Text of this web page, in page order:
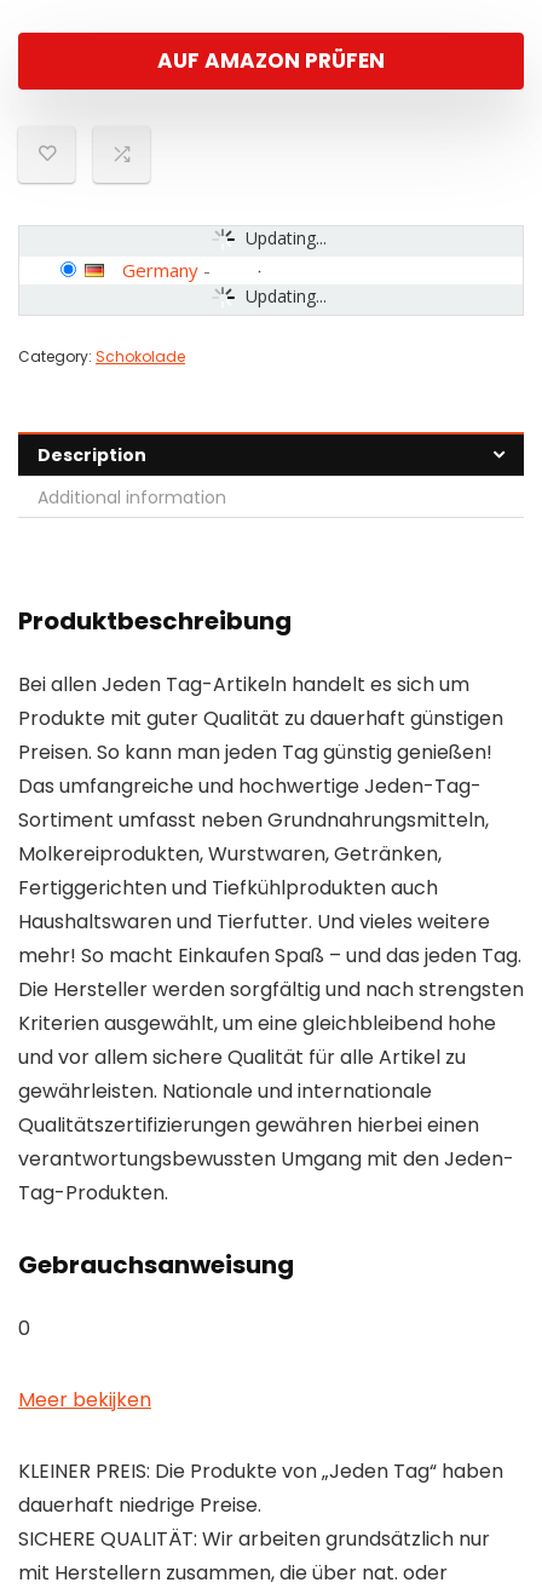
AUF AMAZON PRÜFEN
Updating...
Updating...
Germany -
Category: Schokolade
Description
Additional information
Produktbeschreibung
Bei allen Jeden Tag-Artikeln handelt es sich um
Produkte mit guter Qualität zu dauerhaft günstigen
Preisen. So kann man jeden Tag günstig genießen!
Das umfangreiche und hochwertige Jeden-Tag-
Sortiment umfasst neben Grundnahrungsmitteln,
Molkereiprodukten, Wurstwaren, Getränken,
Fertiggerichten und Tiefkühlprodukten auch
Haushaltswaren und Tierfutter. Und vieles weitere
mehr! So macht Einkaufen Spaß – und das jeden Tag.
Die Hersteller werden sorgfältig und nach strengsten
Kriterien ausgewählt, um eine gleichbleibend hohe
und vor allem sichere Qualität für alle Artikel zu
gewährleisten. Nationale und internationale
Qualitätszertifizierungen gewähren hierbei einen
verantwortungsbewussten Umgang mit den Jeden-
Tag-Produkten.
Gebrauchsanweisung
0
Meer bekijken
KLEINER PREIS: Die Produkte von „Jeden Tag“ haben
dauerhaft niedrige Preise.
SICHERE QUALITÄT: Wir arbeiten grundsätzlich nur
mit Herstellern zusammen, die über nat. oder